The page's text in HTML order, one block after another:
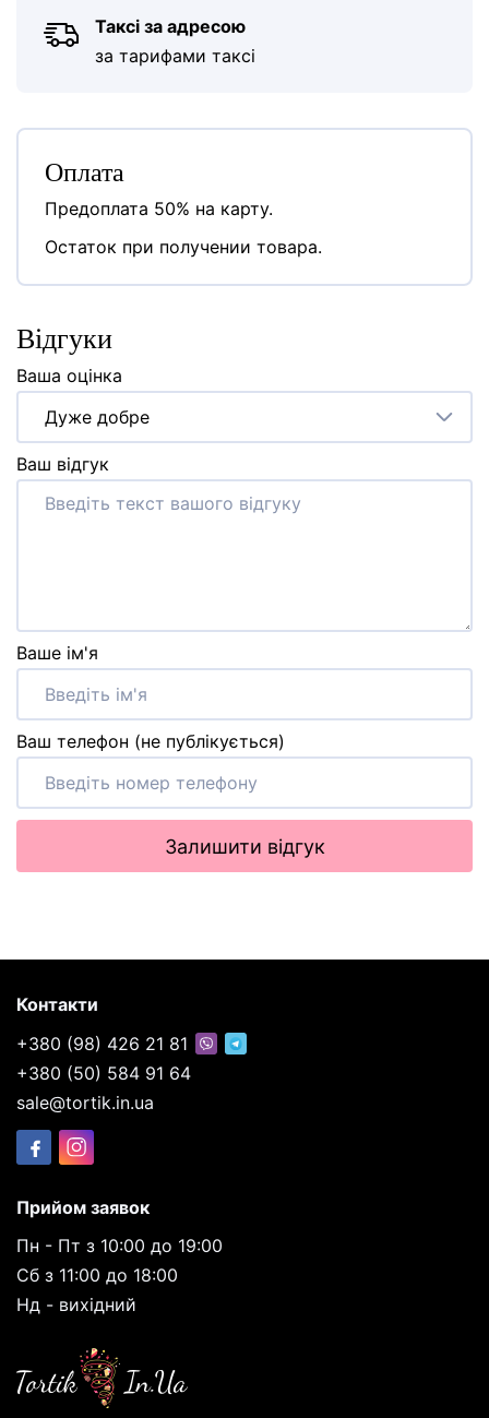
Таксі за адресою
за тарифами таксі
Оплата
Предоплата 50% на карту.
Остаток при получении товара.
Відгуки
Ваша оцінка
Дуже добре
Ваш відгук
Ваше ім'я
Ваш телефон (не публікується)
Залишити відгук
Контакти
+380 (98) 426 21 81
+380 (50) 584 91 64
sale@tortik.in.ua
Прийом заявок
Пн - Пт з 10:00 до 19:00
Сб з 11:00 до 18:00
Нд - вихідний